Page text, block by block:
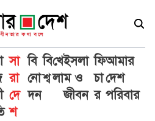
সা
রা
দে
শ
বি
নো
দন
বি
শ্ব
খে
লা
ইসলা
ম ও
জীবন
ফি
চা
র
আমার
দেশ
পরিবার